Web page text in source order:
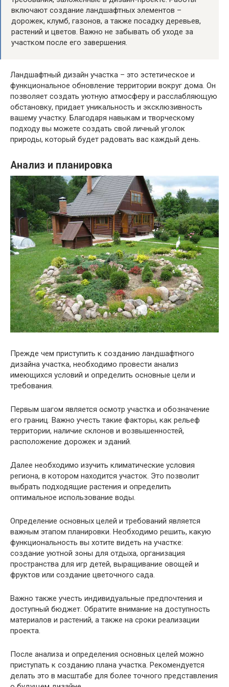
включают создание ландшафтных элементов –
дорожек, клумб, газонов, а также посадку деревьев,
растений и цветов. Важно не забывать об уходе за
участком после его завершения.
Ландшафтный дизайн участка – это эстетическое и
функциональное обновление территории вокруг дома. Он
позволяет создать уютную атмосферу и расслабляющую
обстановку, придает уникальность и эксклюзивность
вашему участку. Благодаря навыкам и творческому
подходу вы можете создать свой личный уголок
природы, который будет радовать вас каждый день.
Анализ и планировка
Прежде чем приступить к созданию ландшафтного
дизайна участка, необходимо провести анализ
имеющихся условий и определить основные цели и
требования.
Первым шагом является осмотр участка и обозначение
его границ. Важно учесть такие факторы, как рельеф
территории, наличие склонов и возвышенностей,
расположение дорожек и зданий.
Далее необходимо изучить климатические условия
региона, в котором находится участок. Это позволит
выбрать подходящие растения и определить
оптимальное использование воды.
Определение основных целей и требований является
важным этапом планировки. Необходимо решить, какую
функциональность вы хотите видеть на участке:
создание уютной зоны для отдыха, организация
пространства для игр детей, выращивание овощей и
фруктов или создание цветочного сада.
Важно также учесть индивидуальные предпочтения и
доступный бюджет. Обратите внимание на доступность
материалов и растений, а также на сроки реализации
проекта.
После анализа и определения основных целей можно
приступать к созданию плана участка. Рекомендуется
делать это в масштабе для более точного представления